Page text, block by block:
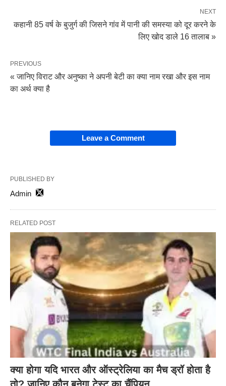
NEXT
कहानी 85 वर्ष के बुजुर्ग की जिसने गांव में पानी की समस्या को दूर करने के
लिए खोद डाले 16 तालाब »
PREVIOUS
« जानिए विराट और अनुष्का ने अपनी बेटी का क्या नाम रखा और इस नाम
का अर्थ क्या है
Leave a Comment
PUBLISHED BY
Admin
RELATED POST
क्या होगा यदि भारत और ऑस्ट्रेलिया का मैच ड्रॉ होता है